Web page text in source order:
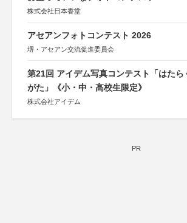
株式会社日本香堂
アセアンフォトコンテスト 2026
堺・アセアン交流促進委員会
第21回 アイデム写真コンテスト「はたら
がた」《小・中・高校生限定》
株式会社アイデム
PR